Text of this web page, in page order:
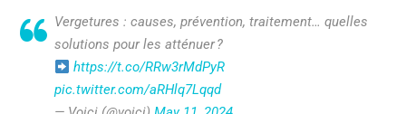
Vergetures : causes, prévention, traitement… quelles
solutions pour les atténuer ?
https://t.co/RRw3rMdPyR
pic.twitter.com/aRHlq7Lqqd